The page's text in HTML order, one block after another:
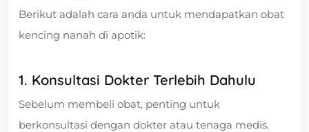
Berikut adalah cara anda untuk mendapatkan obat
kencing nanah di apotik:
1. Konsultasi Dokter Terlebih Dahulu
Sebelum membeli obat, penting untuk
berkonsultasi dengan dokter atau tenaga medis.